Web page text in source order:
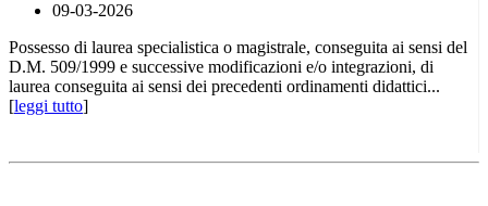
09-03-2026
Possesso di laurea specialistica o magistrale, conseguita ai sensi del
D.M. 509/1999 e successive modificazioni e/o integrazioni, di
laurea conseguita ai sensi dei precedenti ordinamenti didattici...
[leggi tutto]